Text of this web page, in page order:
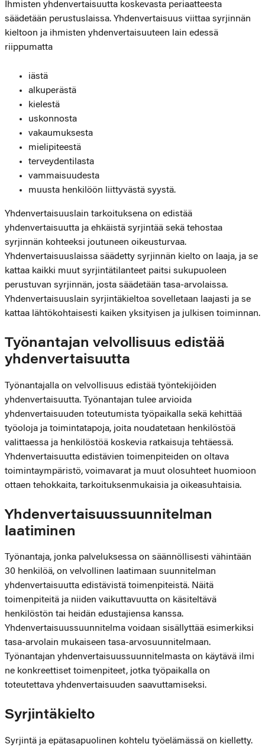
Ihmisten yhdenvertaisuutta koskevasta periaatteesta
säädetään perustuslaissa. Yhdenvertaisuus viittaa syrjinnän
kieltoon ja ihmisten yhdenvertaisuuteen lain edessä
riippumatta
iästä
alkuperästä
kielestä
uskonnosta
vakaumuksesta
mielipiteestä
terveydentilasta
vammaisuudesta
muusta henkilöön liittyvästä syystä.
Yhdenvertaisuuslain tarkoituksena on edistää
yhdenvertaisuutta ja ehkäistä syrjintää sekä tehostaa
syrjinnän kohteeksi joutuneen oikeusturvaa.
Yhdenvertaisuuslaissa säädetty syrjinnän kielto on laaja, ja se
kattaa kaikki muut syrjintätilanteet paitsi sukupuoleen
perustuvan syrjinnän, josta säädetään tasa-arvolaissa.
Yhdenvertaisuuslain syrjintäkieltoa sovelletaan laajasti ja se
kattaa lähtökohtaisesti kaiken yksityisen ja julkisen toiminnan.
Työnantajan velvollisuus edistää
yhdenvertaisuutta
Työnantajalla on velvollisuus edistää työntekijöiden
yhdenvertaisuutta. Työnantajan tulee arvioida
yhdenvertaisuuden toteutumista työpaikalla sekä kehittää
työoloja ja toimintatapoja, joita noudatetaan henkilöstöä
valittaessa ja henkilöstöä koskevia ratkaisuja tehtäessä.
Yhdenvertaisuutta edistävien toimenpiteiden on oltava
toimintaympäristö, voimavarat ja muut olosuhteet huomioon
ottaen tehokkaita, tarkoituksenmukaisia ja oikeasuhtaisia.
Yhdenvertaisuussuunnitelman
laatiminen
Työnantaja, jonka palveluksessa on säännöllisesti vähintään
30 henkilöä, on velvollinen laatimaan suunnitelman
yhdenvertaisuutta edistävistä toimenpiteistä. Näitä
toimenpiteitä ja niiden vaikuttavuutta on käsiteltävä
henkilöstön tai heidän edustajiensa kanssa.
Yhdenvertaisuussuunnitelma voidaan sisällyttää esimerkiksi
tasa-arvolain mukaiseen tasa-arvosuunnitelmaan.
Työnantajan yhdenvertaisuussuunnitelmasta on käytävä ilmi
ne konkreettiset toimenpiteet, jotka työpaikalla on
toteutettava yhdenvertaisuuden saavuttamiseksi.
Syrjintäkielto
Syrjintä ja epätasapuolinen kohtelu työelämässä on kielletty.